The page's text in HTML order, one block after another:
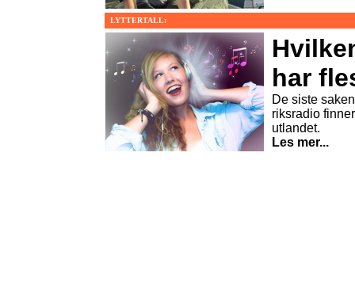
LYTTERTALL:
har
De siste
riksradio
utlandet.
Les mer...